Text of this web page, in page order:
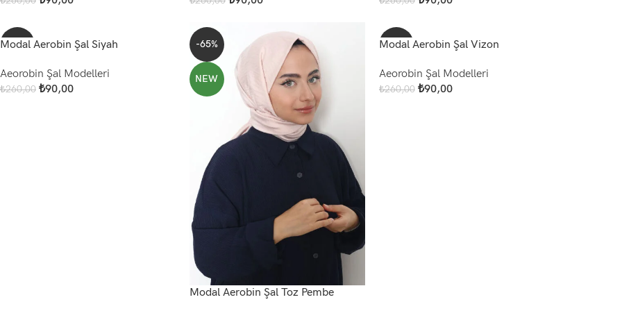
-65%
NEW
Modal Aerobin Şal Siyah
Aeorobin Şal Modelleri
₺260,00 ₺90,00
-65%
NEW
Modal Aerobin Şal Toz Pembe
-65%
NEW
Modal Aerobin Şal Vizon
Aeorobin Şal Modelleri
₺260,00 ₺90,00